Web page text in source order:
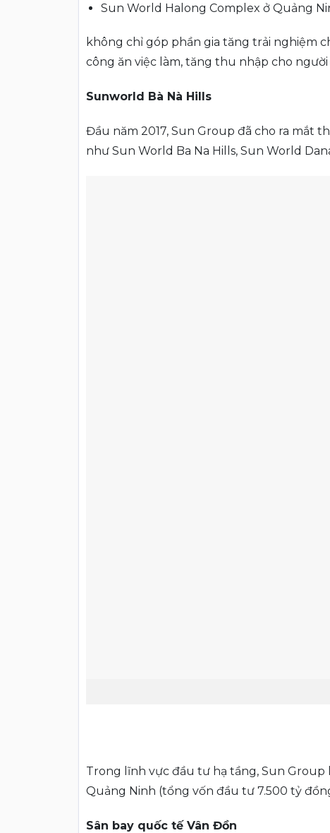
Sun World Halong Complex ở Quảng
không chỉ góp phần gia tăng trải nghiệm
công ăn việc làm, tăng thu nhập cho
Sunworld Bà Nà Hills
Đầu năm 2017, Sun Group đã cho ra mắt
như Sun World Ba Na Hills, Sun World
Trong lĩnh vực đầu tư hạ tầng, Sun Group
Quảng Ninh (tổng vốn đầu tư 7.500 tỷ
Sân bay quốc tế Vân Đồn